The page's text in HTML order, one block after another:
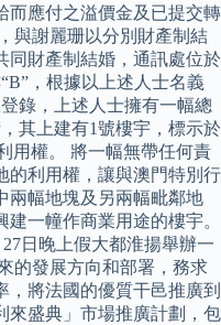
而應付之溢價金及已提交轉
與謝麗珊以分別財產制結
同財產制結婚，通訊處位於
，根據以上述人士名義
錄，上述人士擁有一幅總
其上建有1號樓宇，標示於
用權。 將一幅無帶任何責
的利用權，讓與澳門特別行
兩幅地塊及另兩幅毗鄰地
一幢作商業用途的樓宇。
日晚上假大都淮揚舉辦一
的發展方向和部署，務求
將法國的優質干邑推廣到
來盛典」市場推廣計劃，包